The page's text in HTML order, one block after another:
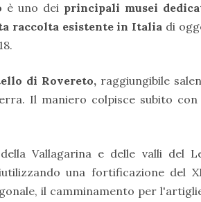
è uno deiprincipali musei
raccolta esistente in Italia di
di Rovereto, raggiungibile
Il maniero colpisce subito con
Vallagarina e delle valli del
una fortificazione del
il camminamento per